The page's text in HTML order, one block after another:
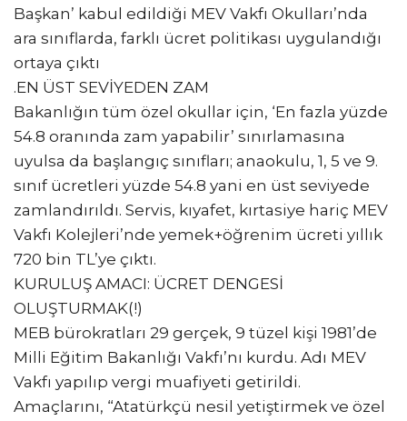
Başkan’ kabul edildiği MEV Vakfı Okulları’nda
ara sınıflarda, farklı ücret politikası uygulandığı
ortaya çıktı
.EN ÜST SEVİYEDEN ZAM
Bakanlığın tüm özel okullar için, ‘En fazla yüzde
54.8 oranında zam yapabilir’ sınırlamasına
uyulsa da başlangıç sınıfları; anaokulu, 1, 5 ve 9.
sınıf ücretleri yüzde 54.8 yani en üst seviyede
zamlandırıldı. Servis, kıyafet, kırtasiye hariç MEV
Vakfı Kolejleri’nde yemek+öğrenim ücreti yıllık
720 bin TL’ye çıktı.
KURULUŞ AMACI: ÜCRET DENGESİ
OLUŞTURMAK(!)
MEB bürokratları 29 gerçek, 9 tüzel kişi 1981’de
Milli Eğitim Bakanlığı Vakfı’nı kurdu. Adı MEV
Vakfı yapılıp vergi muafiyeti getirildi.
Amaçlarını, “Atatürkçü nesil yetiştirmek ve özel